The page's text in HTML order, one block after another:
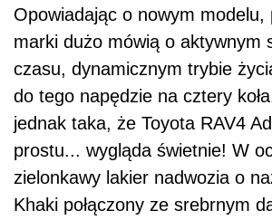
Opowiadając o nowym modelu,
marki dużo mówią o aktywnym
czasu, dynamicznym trybie
do tego napędzie na cztery
jednak taka, że Toyota RAV4
prostu... wygląda świetnie! W
zielonkawy lakier nadwozia o
Khaki połączony ze srebrnym